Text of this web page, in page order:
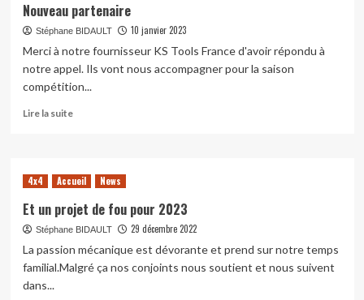
Nouveau partenaire
Stéphane BIDAULT 10 janvier 2023
Merci à notre fournisseur KS Tools France d'avoir répondu à
notre appel. Ils vont nous accompagner pour la saison
compétition...
Lire la suiteEn
Nouveau
partenaire
4x4 Accueil News
Et un projet de fou pour 2023
Stéphane BIDAULT 29 décembre 2022
La passion mécanique est dévorante et prend sur notre temps
familial.Malgré ça nos conjoints nous soutient et nous suivent
dans...